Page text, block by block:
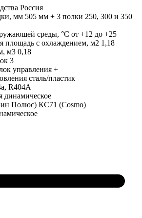
Россия
мм 505 мм + 3 полки 250, 300 и 350
среды, °C от +12 до +25
площадь с охлаждением, м2 1,18
м3 0,18
3
управления +
сталь/пластик
R404A
динамическое
Полюс) КС71 (Cosmo)